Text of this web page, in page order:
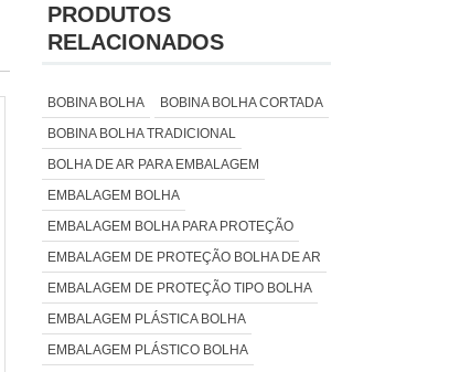
PRODUTOS
RELACIONADOS
BOBINA BOLHA
BOBINA BOLHA CORTADA
BOBINA BOLHA TRADICIONAL
BOLHA DE AR PARA EMBALAGEM
EMBALAGEM BOLHA
EMBALAGEM BOLHA PARA PROTEÇÃO
EMBALAGEM DE PROTEÇÃO BOLHA DE AR
EMBALAGEM DE PROTEÇÃO TIPO BOLHA
EMBALAGEM PLÁSTICA BOLHA
EMBALAGEM PLÁSTICO BOLHA